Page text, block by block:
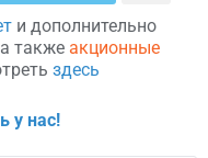
и дополнительно
также акционные
здесь
у нас!